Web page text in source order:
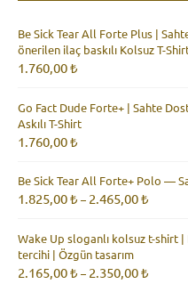
Be Sick Tear All Forte Plus |
önerilen ilaç baskılı Kolsuz T-
1.760,00₺
Go Fact Dude Forte+ | Sahte
Askılı T-Shirt
1.760,00₺
Be Sick Tear All Forte+ Polo —
1.825,00₺ – 2.465,00₺
-
Wake Up sloganlı kolsuz t-shirt
tercihi | Özgün tasarım
2.165,00₺ – 2.350,00₺